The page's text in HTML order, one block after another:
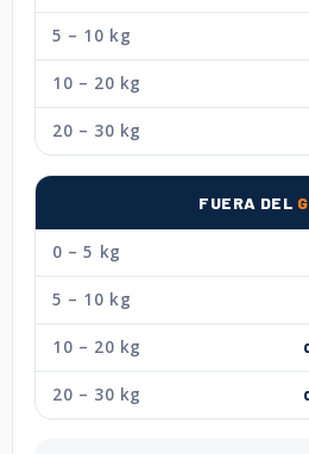
5 – 10 kg
10 – 20 kg
20 – 30 kg
FUERA DEL
0 – 5 kg
5 – 10 kg
10 – 20 kg
20 – 30 kg